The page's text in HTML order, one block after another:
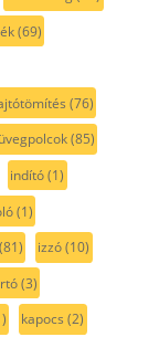
(69)
(76)
(85)
indító(1)
(1)
izzó(10)
(3)
kapocs (2)